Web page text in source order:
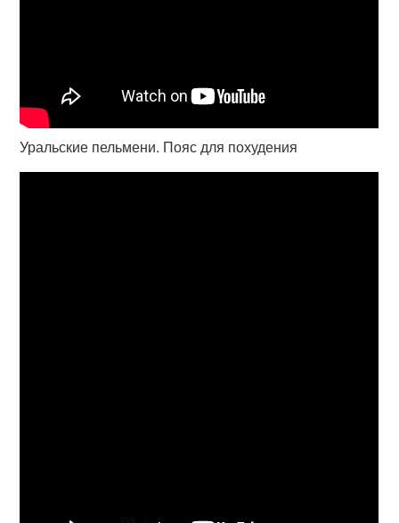
Уральские пельмени. Пояс для похудения